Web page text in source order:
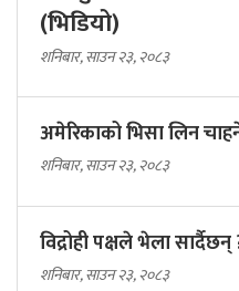
(भिडियो)
शनिबार, साउन २३, २०८३
अमेरिकाको भिसा लिन
शनिबार, साउन २३, २०८३
विद्रोही पक्षले भेला सार्दैछन्
शनिबार, साउन २३, २०८३